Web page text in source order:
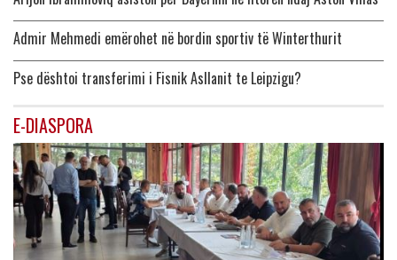
Admir Mehmedi emërohet në bordin sportiv të Winterthurit
Pse dështoi transferimi i Fisnik Asllanit te Leipzigu?
E-DIASPORA